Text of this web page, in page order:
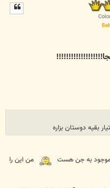
بقیه دوستان بزاره
موجود به جن هست
من این را